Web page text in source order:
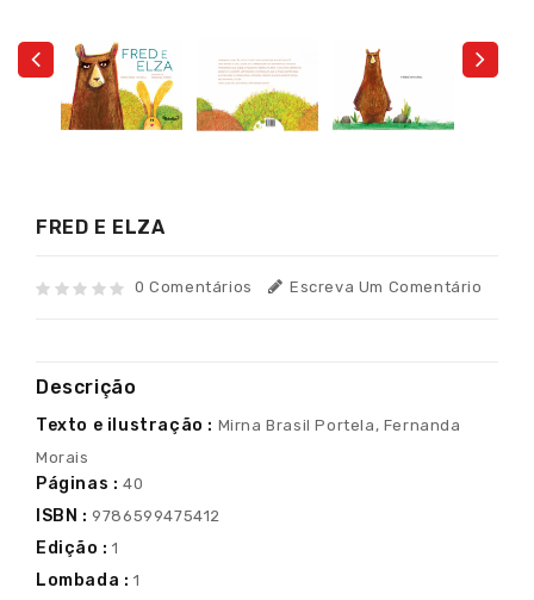
FRED E ELZA
0 Comentários Escreva Um Comentário
Descrição
Texto e ilustração : Mirna Brasil Portela, Fernanda
Morais
Páginas : 40
ISBN : 9786599475412
Edição : 1
Lombada : 1